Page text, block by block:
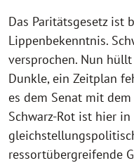
Das Paritätsgesetz ist
Lippenbekenntnis.
versprochen. Nun
Dunkle, ein Zeitplan
es dem Senat mit
Schwarz-Rot ist hier
ressortübergreifende